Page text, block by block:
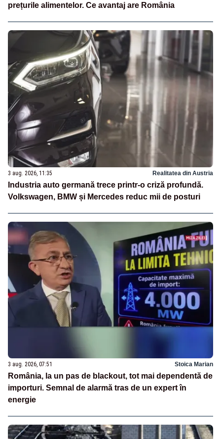
prețurile alimentelor. Ce avantaj are România
3 aug. 2026, 11:35 Realitatea din Austria
Industria auto germană trece printr-o criză profundă.
Volkswagen, BMW și Mercedes reduc mii de posturi
3 aug. 2026, 07:51 Stoica Marian
România, la un pas de blackout, tot mai dependentă de
importuri. Semnal de alarmă tras de un expert în
energie